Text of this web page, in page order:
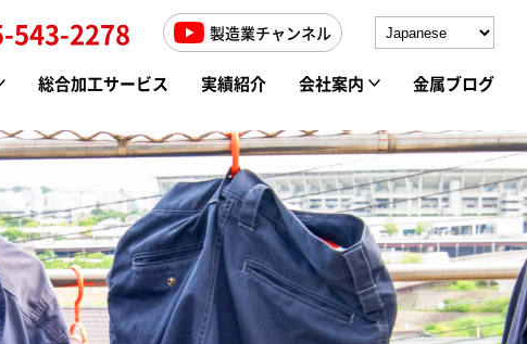
543-2278 製造業チャンネル
高周波焼入れ ソルト焼入れ
総合加工サービス 実績紹介 会社案内
求人情報
金属ブログ